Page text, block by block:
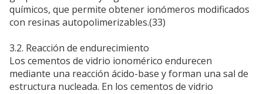
químicos, que permite obtener ionómeros modificados
con resinas autopolimerizables.(33)
3.2. Reacción de endurecimiento
Los cementos de vidrio ionomérico endurecen
mediante una reacción ácido-base y forman una sal de
estructura nucleada. En los cementos de vidrio